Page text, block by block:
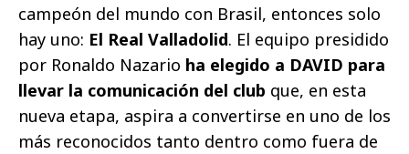
campeón del mundo con Brasil, entonces solo
hay uno: El Real Valladolid. El equipo presidido
por Ronaldo Nazario ha elegido a DAVID para
llevar la comunicación del club que, en esta
nueva etapa, aspira a convertirse en uno de los
más reconocidos tanto dentro como fuera de